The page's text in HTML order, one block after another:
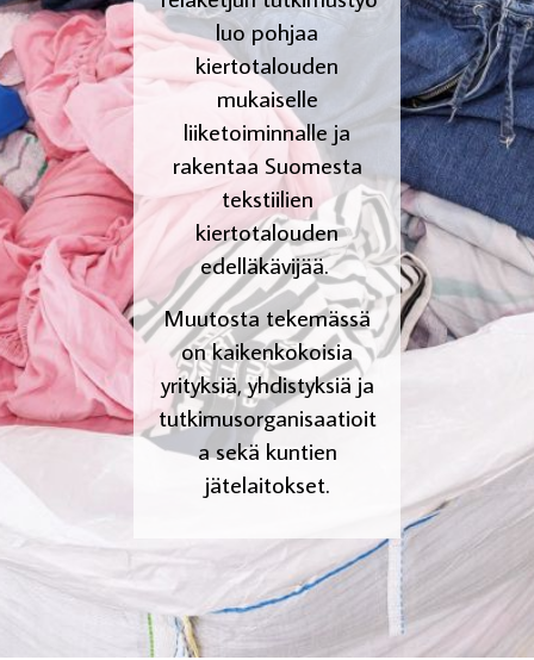
luo pohjaa
kiertotalouden
mukaiselle
liiketoiminnalle ja
rakentaa Suomesta
tekstiilien
kiertotalouden
edelläkävijää. ​
Muutosta tekemässä
on kaikenkokoisia
yrityksiä, yhdistyksiä ja
tutkimusorganisaatioit
a sekä kuntien
jätelaitokset.